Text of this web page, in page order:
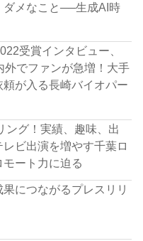
ダメなこと──生成AI時
受賞インタビュー、
外でファンが急増！大手
が入る長崎バイオパー
ング！実績、趣味、出
ビ出演を増やす千葉ロ
ート力に迫る
につながるプレスリリ